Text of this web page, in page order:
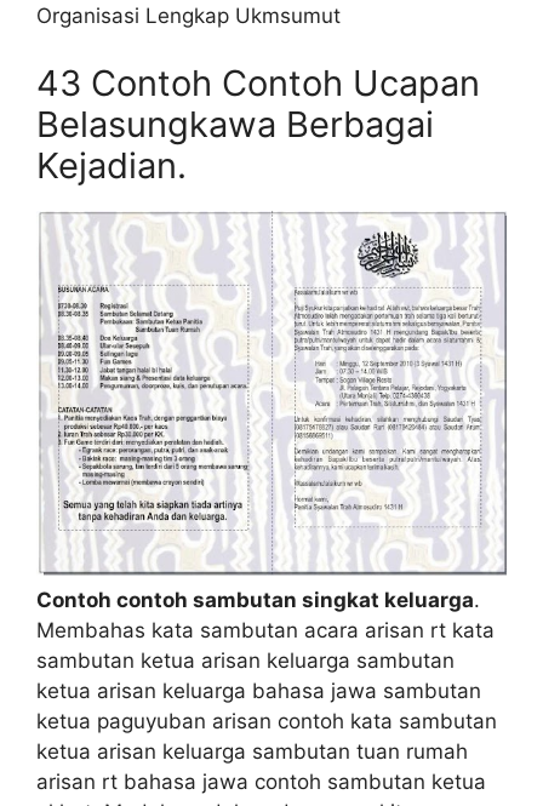
Organisasi Lengkap Ukmsumut
43 Contoh Contoh Ucapan
Belasungkawa Berbagai
Kejadian.
Contoh contoh sambutan singkat keluarga.
Membahas kata sambutan acara arisan rt kata
sambutan ketua arisan keluarga sambutan
ketua arisan keluarga bahasa jawa sambutan
ketua paguyuban arisan contoh kata sambutan
ketua arisan keluarga sambutan tuan rumah
arisan rt bahasa jawa contoh sambutan ketua